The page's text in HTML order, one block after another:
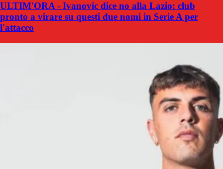
ULTIM'ORA - Ivanovic dice no alla Lazio: club
pronto a virare su questi due nomi in Serie A per
l'attacco